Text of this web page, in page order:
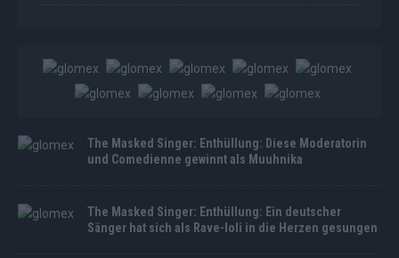
The Masked Singer: Enthüllung: Diese Moderatorin
und Comedienne gewinnt als Muuhnika
The Masked Singer: Enthüllung: Ein deutscher
Sänger hat sich als Rave-Ioli in die Herzen gesungen